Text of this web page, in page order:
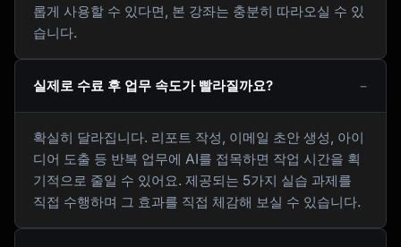
롭게 사용할 수 있다면, 본 강좌는 충분히 따라오실 수 있
습니다.
실제로 수료 후 업무 속도가 빨라질까요?
확실히 달라집니다. 리포트 작성, 이메일 초안 생성, 아이
디어 도출 등 반복 업무에 AI를 접목하면 작업 시간을 획
기적으로 줄일 수 있어요. 제공되는 5가지 실습 과제를
직접 수행하며 그 효과를 직접 체감해 보실 수 있습니다.